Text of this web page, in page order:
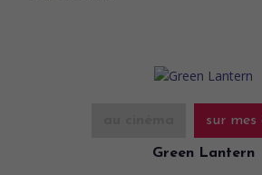
sur mes
Green Lantern